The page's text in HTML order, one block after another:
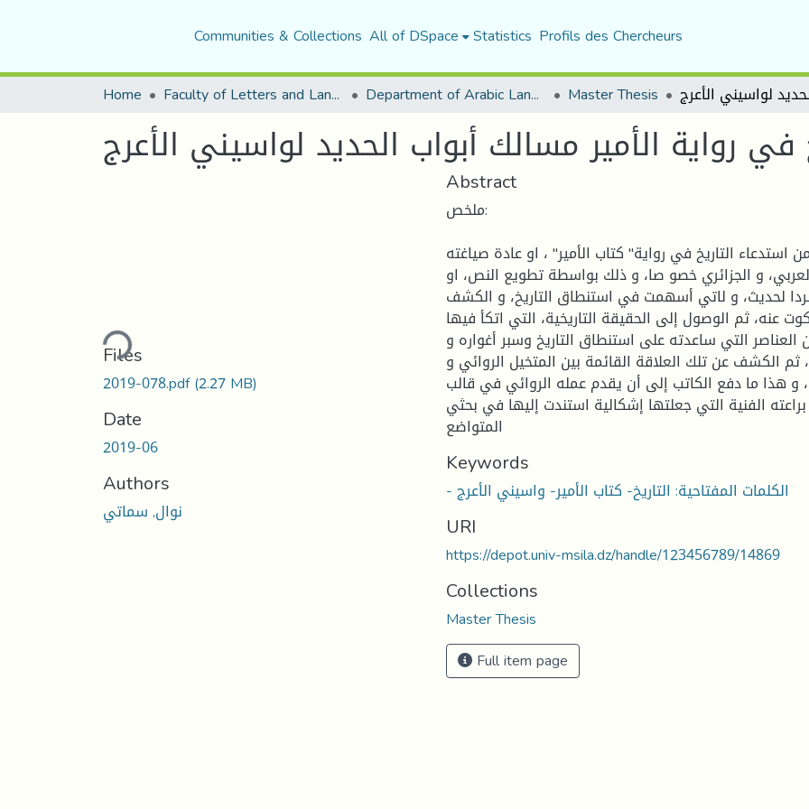
Communities & Collections All of DSpace Statistics Profils des Chercheurs
Home Faculty of Letters and Languages Department of Arabic Language and Literature Master Thesis
رواية الأمير مسالك أبواب الحديد لواسيني الأعرج
Loading...
Files
2019-078.pdf(2.27 MB)
Date
2019-06
Authors
نوال, سماتي
Abstract
ملخص:
التاریخ في روایة" كتاب الأمیر" ، او عادة صیاغته
لعربي، و الجزائري خصو صا، و ذلك بواسطة تطویع النص، او
لحدیث، و لاتي أسهمت في استنطاق التاریخ، و الكشف
عنه، ثم الوصول إلى الحقیقة التاریخیة، التي اتكأ فیها
التي ساعدته على استنطاق التاریخ وسبر أغواره و
ثم الكشف عن تلك العلاقة القائمة بین المتخیل الروائي و
و هذا ما دفع الكاتب إلى أن یقدم عمله الروائي في قالب
الفنیة التي جعلتها إشكالیة استندت إلیها في بحثي
المتواضع
Keywords
- الكلمات المفتاحیة: التاریخ- كتاب الأمیر- واسیني الأعرج
URI
https://depot.univ-msila.dz/handle/123456789/14869
Collections
Master Thesis
Full item page